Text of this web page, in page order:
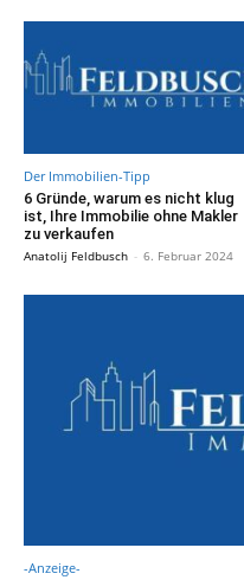
Der Immobilien-Tipp
6 Gründe, warum es nicht klug
ist, Ihre Immobilie ohne Makler
zu verkaufen
Anatolij Feldbusch - 6. Februar 2024
-Anzeige-